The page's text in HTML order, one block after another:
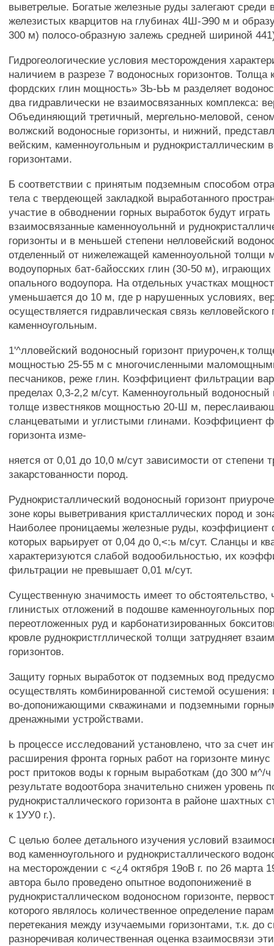
выветрелые. Богатые железные руды залегают среди
железистых кварцитов на глубинах 4Ш-Э90 м и
300 м) полосо-образную залежь средней шириной
Гидрогеологические условия месторождения
наличием в разрезе 7 водоносных горизонтов. Толща
фордских глин мощность» ЗЬ-ЬЬ м разделяет
два гидравлически не взаимосвязанных комплекса:
Объединяющий третичный, мергельно-меловой,
волжский водоносные горизонты, и нижний,
вейским, каменноугольным и руднокристаллическим
горизонтами.
Б соответствии с принятым подземным способом
тела с твердеющей закладкой выработанного
участие в обводнении горных выработок будут играть
взаимосвязанные каменноуольннй и
горизонты и в меньшей степени нелловейский
отделенный от нижележащей каменноуольной
водоупорных бат-байосских глин (30-50 м),
опального водоупора. На отдельных участках
уменьшается до 10 м, где р нарушенных условиях,
осуществляется гидравлическая связь келловейского
каменноугольным.
1'^лловейский водоносный горизонт приурочен,к
мощностью 25-55 м с многочисленными
песчаников, реже глин. Коэффициент фильтрации
пределах 0,3-2,2 м/сут. Каменноугольный водоносный
толще известняков мощностью 20-Ш м,
сланцеватыми и углистыми глинами. Коэффициент
горизонта изме-
няется от 0,01 до 10,0 м/сут зависимости от степени
закарстованности пород.
Руднокристаллический водоносный горизонт
зоне коры выветривания кристаллических пород и
Наиболее проницаемы железные руды, коэффициент
которых варьирует от 0,04 до 0,<:ь м/сут. Сланцы и
характеризуются слабой водообильностью, их
фильтрации не превышает 0,01 м/сут.
Существенную значимость имеет то обстоятельство,
глинистых отложений в подошве каменноугольных
переотложенных руд и карбонатизированных
кровле руднокристгллической толщи затрудняет
горизонтов.
Защиту горных выработок от подземных вод
осуществлять комбинированной системой осушения:
во-допонижающими скважинами и подземными
дренажными устройствами.
Ь процессе исследований установлено, что за счет
расширения фронта горных работ на горизонте
рост притоков воды к горным выработкам (до 300 м^/ч
результате водоотбора значительно снижен уровень
руднокристаллического горизонта в районе шахтных
к 1УУ0 г.).
С целью более детального изучения условий
вод каменноугольного и руднокристаллического
на месторождении с <¿4 октября 19оВ г. по 26 марта
автора было проведено опытное водопонижениё в
руднокристаллическом водоносном горизонте,
которого являлось количественное определение
перетекания между изучаемыми горизонтами, т.к. до
разноречивая количественная оценка взаимосвязи